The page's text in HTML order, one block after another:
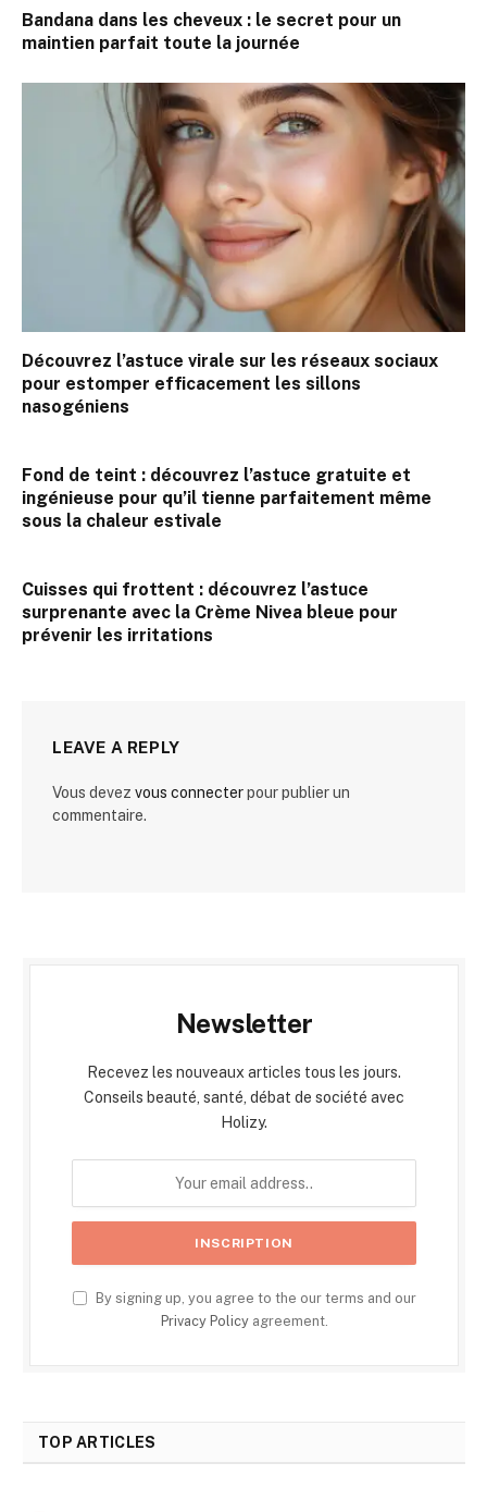
Bandana dans les cheveux : le secret pour un
maintien parfait toute la journée
Découvrez l’astuce virale sur les réseaux sociaux
pour estomper efficacement les sillons
nasogéniens
Fond de teint : découvrez l’astuce gratuite et
ingénieuse pour qu’il tienne parfaitement même
sous la chaleur estivale
Cuisses qui frottent : découvrez l’astuce
surprenante avec la Crème Nivea bleue pour
prévenir les irritations
LEAVE A REPLY
Vous devez vous connecterpour publier un
commentaire.
Newsletter
Recevez les nouveaux articles tous les jours.
Conseils beauté, santé, débat de société avec
Holizy.
By signing up, you agree to the our terms and our
Privacy Policyagreement.
TOP ARTICLES